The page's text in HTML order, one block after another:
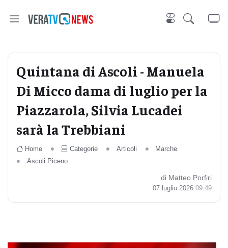
Quintana di Ascoli - Manuela
Di Micco dama di luglio per la
Piazzarola, Silvia Lucadei
sarà la Trebbiani
Home Categorie Articoli
Marche
Ascoli Piceno
di Matteo Porfiri
07 luglio 2026 09:49